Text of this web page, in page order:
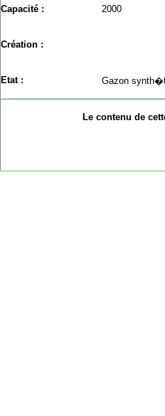
Capacité : 2000
Création :
Etat : Gazon
Le contenu de